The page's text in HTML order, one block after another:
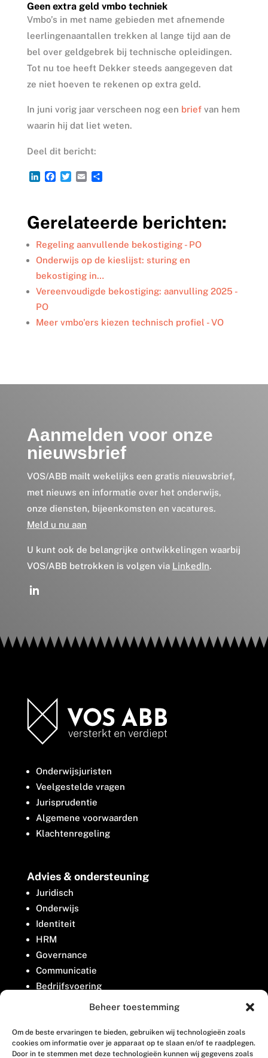
Beheer toestemming
Om de beste ervaringen te bieden, gebruiken wij technologieën zoals
cookies om informatie over je apparaat op te slaan en/of te raadplegen.
Door in te stemmen met deze technologieën kunnen wij gegevens zoals
Geen extra geld vmbo techniek
Vmbo’s in met name gebieden met afnemende
leerlingenaantallen trekken al lange tijd aan de
bel over geldgebrek bij technische opleidingen.
Tot nu toe heeft Dekker steeds aangegeven dat
ze niet hoeven te rekenen op extra geld.
In juni vorig jaar verscheen nog een briefvan hem
waarin hij dat liet weten.
Deel dit bericht:
L
e
d
I
n
F
b
o
o
k
T
t
e
r
E
l
D
n
Gerelateerde berichten:
Regeling aanvullende bekostiging - PO
Onderwijs op de kieslijst: sturing en
bekostiging in…
Vereenvoudigde bekostiging: aanvulling 2025 -
PO
Meer vmbo'ers kiezen technisch profiel - VO
Aanmelden voor onze
nieuwsbrief
VOS/ABB mailt wekelijks een gratis nieuwsbrief,
met nieuws en informatie over het onderwijs,
onze diensten, bijeenkomsten en vacatures.
Meld u nu aan
U kunt ook de belangrijke ontwikkelingen waarbij
VOS/ABB betrokken is volgen via LinkedIn.
Onderwijsjuristen
Veelgestelde vragen
Jurisprudentie
Algemene voorwaarden
Klachtenregeling
Advies & ondersteuning
Juridisch
Onderwijs
Identiteit
HRM
Governance
Communicatie
Bedrijfsvoering
Belangenbehartiging
Contact